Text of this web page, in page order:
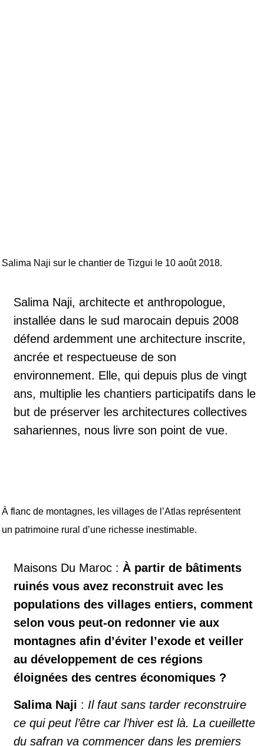
Salima Naji sur le chantier de Tizgui le 10 août 2018.
Salima Naji, architecte et anthropologue,
installée dans le sud marocain depuis 2008
défend ardemment une architecture inscrite,
ancrée et respectueuse de son
environnement. Elle, qui depuis plus de vingt
ans, multiplie les chantiers participatifs dans le
but de préserver les architectures collectives
sahariennes, nous livre son point de vue.
À flanc de montagnes, les villages de l’Atlas représentent
un patrimoine rural d’une richesse inestimable.
Maisons Du Maroc : À partir de bâtiments
ruinés vous avez reconstruit avec les
populations des villages entiers, comment
selon vous peut-on redonner vie aux
montagnes afin d’éviter l’exode et veiller
au développement de ces régions
éloignées des centres économiques ?
Salima Naji : Il faut sans tarder reconstruire
ce qui peut l’être car l’hiver est là. La cueillette
du safran va commencer dans les premiers